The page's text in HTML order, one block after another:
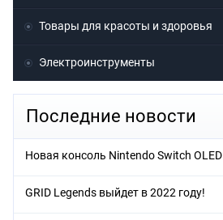
Товары для красоты и здоровья
Электроинструменты
Последние новости
Новая консоль Nintendo Switch OLED
GRID Legends выйдет в 2022 году!